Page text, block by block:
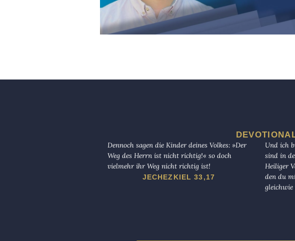
Dennoch sagen die Kinder deines Volkes: »Der
Weg des Herrn ist nicht richtig!« so doch
vielmehr ihr Weg nicht richtig ist!
JECHEZKIEL 33,17
Und ich
sind in
Heiliger
den du